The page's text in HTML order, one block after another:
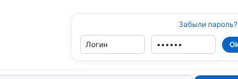
Забыли пароль?